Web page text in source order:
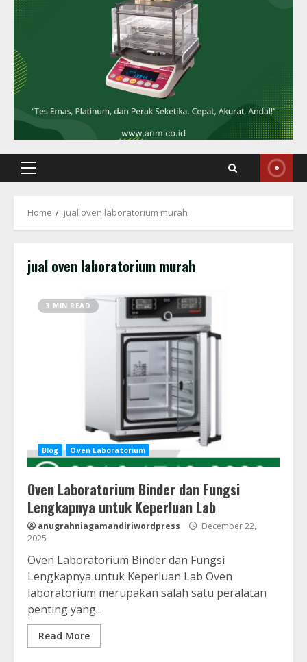
Primary
Home jual oven laboratorium murah
jual oven laboratorium murah
3 MIN READ
Blog Oven Laboratorium
Oven Laboratorium Binder dan Fungsi
Lengkapnya untuk Keperluan Lab
anugrahniagamandiriwordpress
December 22,
2025
Oven Laboratorium Binder dan Fungsi
Lengkapnya untuk Keperluan Lab Oven
laboratorium merupakan salah satu peralatan
penting yang...
Read More